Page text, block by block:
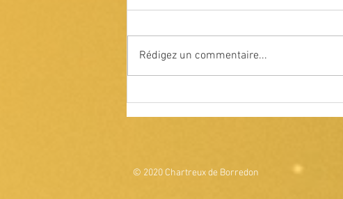
Très minoritaires mais
Rédigez un commentaire...
© 2020 Chartreux de Borredon